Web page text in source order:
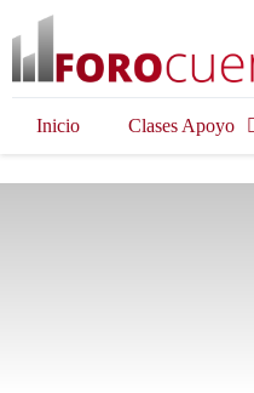
Inicio Clases Apoyo